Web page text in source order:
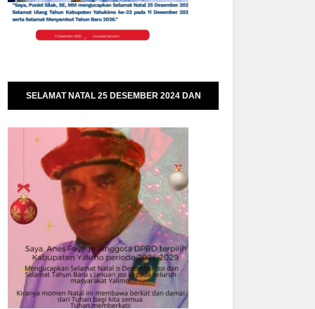
SELAMAT NATAL 25 DESEMBER 2024 DAN